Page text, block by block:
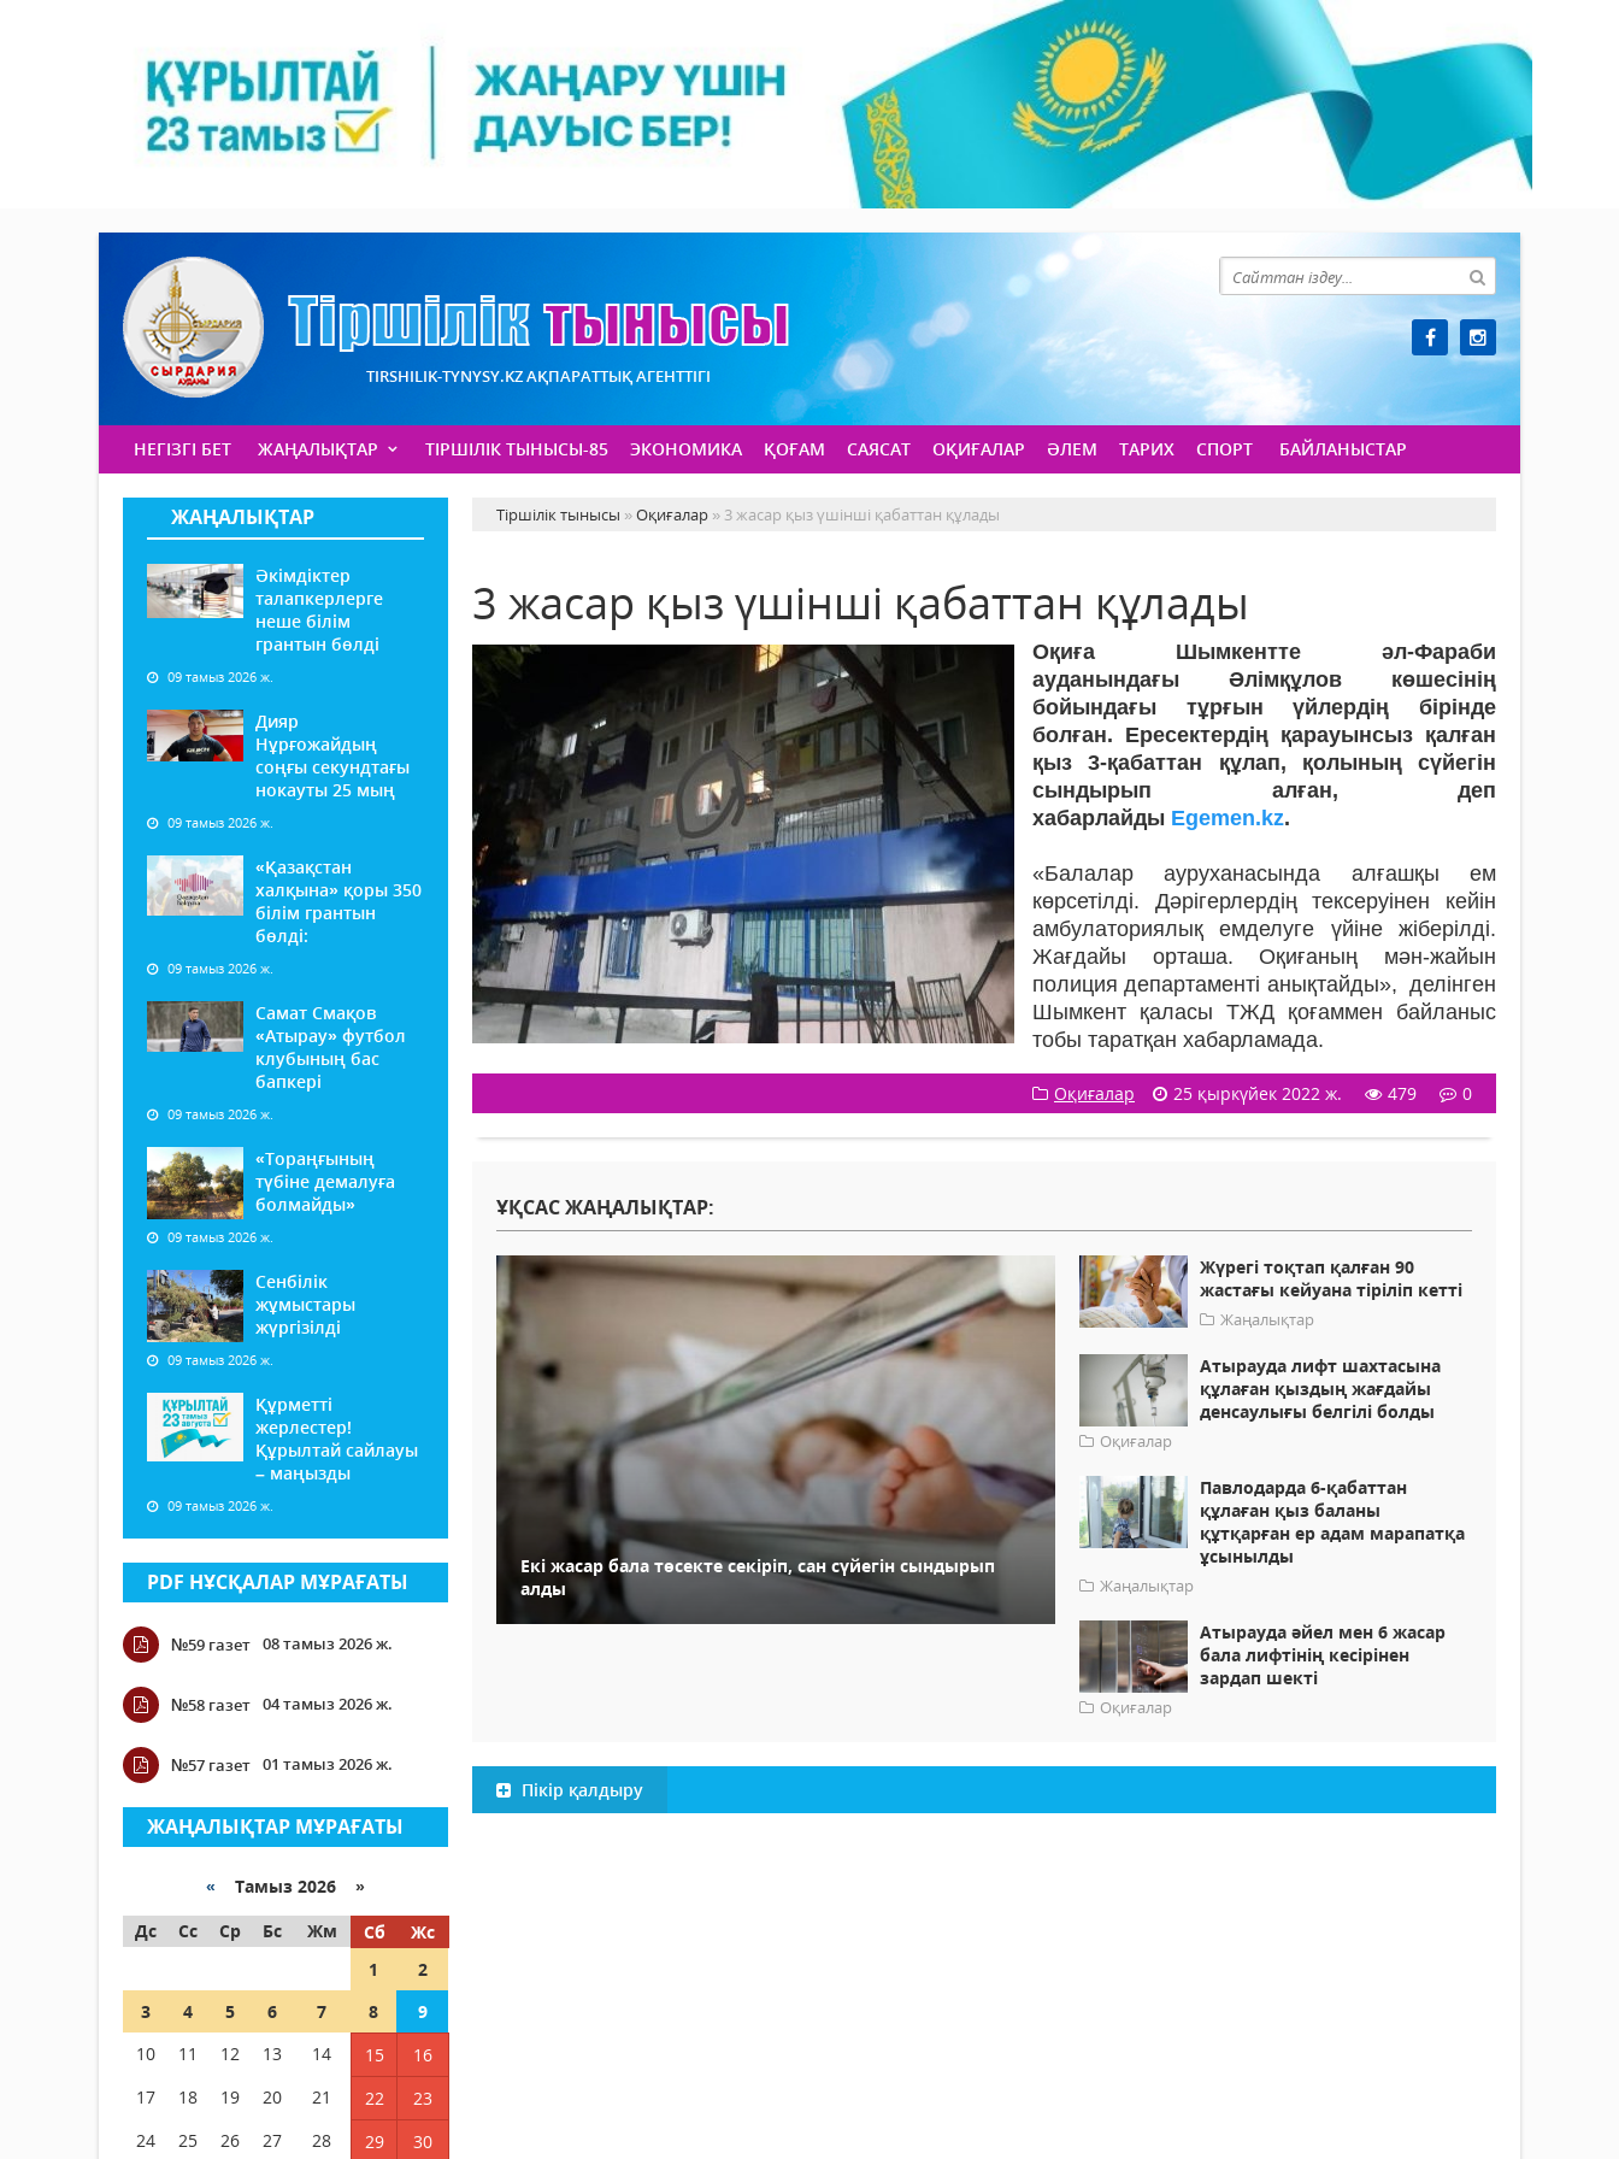
TIRSHILIK-TYNYSY.KZ АҚПАРАТТЫҚ АГЕНТТІГІ
НЕГІЗГІ БЕТ ЖАҢАЛЫҚТАР ТІРШІЛІК ТЫНЫСЫ-85 ЭКОНОМИКА ҚОҒАМ САЯСАТ ОҚИҒАЛАР ӘЛЕМ ТАРИХ СПОРТ БАЙЛАНЫСТАР
ЖАҢАЛЫҚТАР
Әкімдіктер
талапкерлерге
неше білім
грантын бөлді
09 тамыз 2026 ж.
Дияр
Нұрғожайдың
соңғы секундтағы
нокауты 25 мың
09 тамыз 2026 ж.
«Қазақстан
халқына» қоры 350
білім грантын
бөлді:
09 тамыз 2026 ж.
Самат Смақов
«Атырау» футбол
клубының бас
бапкері
09 тамыз 2026 ж.
«Тораңғының
түбіне демалуға
болмайды»
09 тамыз 2026 ж.
Сенбілік
жұмыстары
жүргізілді
09 тамыз 2026 ж.
Құрметті
жерлестер!
Құрылтай сайлауы
– маңызды
09 тамыз 2026 ж.
PDF НҰСҚАЛАР МҰРАҒАТЫ
№59 газет 08 тамыз 2026 ж.
№58 газет 04 тамыз 2026 ж.
№57 газет 01 тамыз 2026 ж.
ЖАҢАЛЫҚТАР МҰРАҒАТЫ
« Тамыз 2026 »
Дс
Сс Ср Бс Жм Сб
Жс
1
2
3
4 5 6 7 8
9
10
11 12 13 14 15
16
17
18 19 20 21 22
23
24
25 26 27 28 29 30
Тіршілік тынысы »Оқиғалар » 3 жасар қыз үшінші қабаттан құлады
3 жасар қыз үшінші қабаттан құлады
Оқиға Шымкентте әл-Фараби
ауданындағы Әлімқұлов көшесінің
бойындағы тұрғын үйлердің бірінде
болған. Ересектердің қарауынсыз қалған
қыз 3-қабаттан құлап, қолының сүйегін
сындырып алған, деп
хабарлайды Egemen.kz.
«Балалар ауруханасында алғашқы ем
көрсетілді. Дәрігерлердің тексеруінен кейін
амбулаториялық емделуге үйіне жіберілді.
Жағдайы орташа. Оқиғаның мән-жайын
полиция департаменті анықтайды», делінген
Шымкент қаласы ТЖД қоғаммен байланыс
тобы таратқан хабарламада.
Оқиғалар 25 қыркүйек 2022 ж. 479 0
ҰҚСАС ЖАҢАЛЫҚТАР:
Екі жасар бала төсекте секіріп, сан сүйегін сындырып
алды
Жүрегі тоқтап қалған 90
жастағы кейуана тіріліп кетті
Жаңалықтар
Атырауда лифт шахтасына
құлаған қыздың жағдайы
денсаулығы белгілі болды
Оқиғалар
Павлодарда 6-қабаттан
құлаған қыз баланы
құтқарған ер адам марапатқа
ұсынылды
Жаңалықтар
Атырауда әйел мен 6 жасар
бала лифтінің кесірінен
зардап шекті
Оқиғалар
Пікір қалдыру